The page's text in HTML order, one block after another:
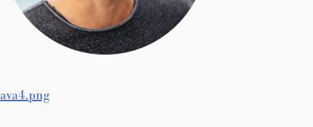
Innleggsnavigasjon
ava4.png